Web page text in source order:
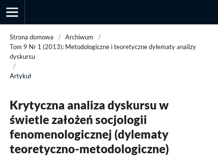
Strona domowa / Archiwum
/
Tom 9 Nr 1 (2013): Metodologiczne i teoretyczne dylematy analizy
dyskursu
/
Artykuł
Krytyczna analiza dyskursu w
świetle założeń socjologii
fenomenologicznej (dylematy
teoretyczno-metodologiczne)